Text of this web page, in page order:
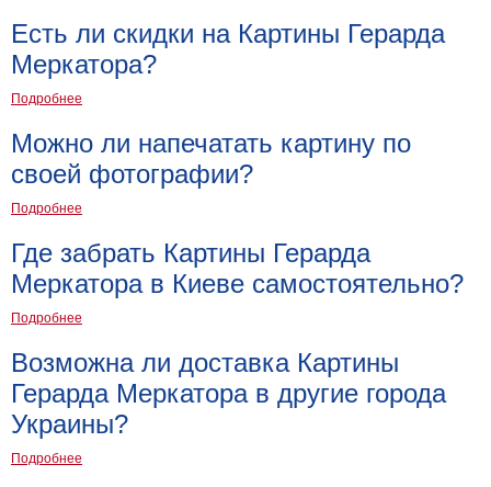
Есть ли скидки на Картины Герарда
Меркатора?
Подробнее
Можно ли напечатать картину по
своей фотографии?
Подробнее
Где забрать Картины Герарда
Меркатора в Киеве самостоятельно?
Подробнее
Возможна ли доставка Картины
Герарда Меркатора в другие города
Украины?
Подробнее